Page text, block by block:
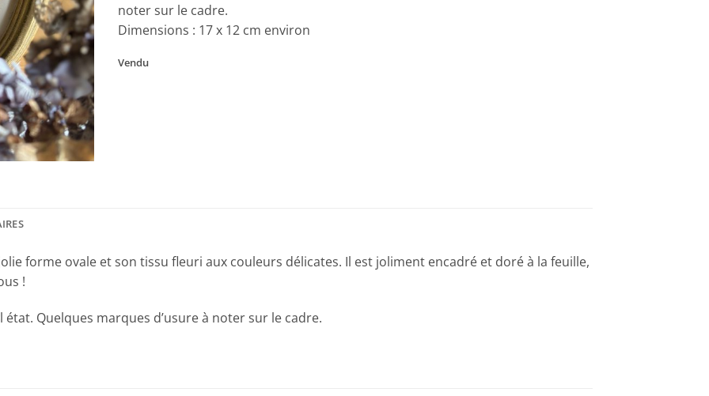
noter sur le cadre.
Dimensions : 17 x 12 cm environ
Vendu
forme ovale et son tissu fleuri aux couleurs délicates. Il est joliment encadré et doré à la feuille,
!
Quelques marques d’usure à noter sur le cadre.